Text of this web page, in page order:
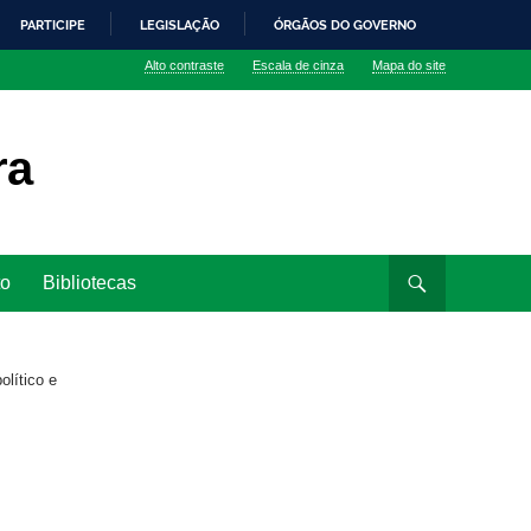
PARTICIPE LEGISLAÇÃO ÓRGÃOS DO GOVERNO
Alto contraste Escala de cinza Mapa do site
Bibliotecas
e